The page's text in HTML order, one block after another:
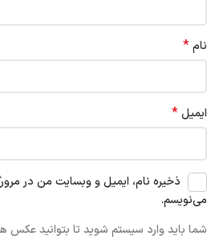
نام*
ایمیل*
ذخیره نام، ایمیل و وبسایت من در
می‌نویسم.
شما باید وارد سیستم شوید تا بتوانید عکس